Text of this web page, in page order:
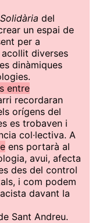
del
un espai de
per a
diverses
dinàmiques
entre
recordaran
orígens del
es trobaven i
col·lectiva. A
ens portarà al
avui, afecta
des del control
i com podem
davant la
Sant Andreu.